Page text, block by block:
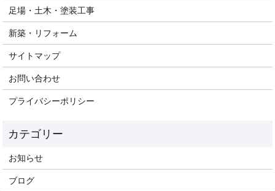
足場・土木・塗装工事
新築・リフォーム
サイトマップ
お問い合わせ
プライバシーポリシー
お知らせ
ブログ